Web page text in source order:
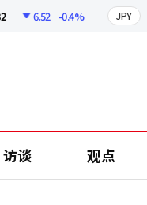
6.52 -0.4% JPY
访谈 观点